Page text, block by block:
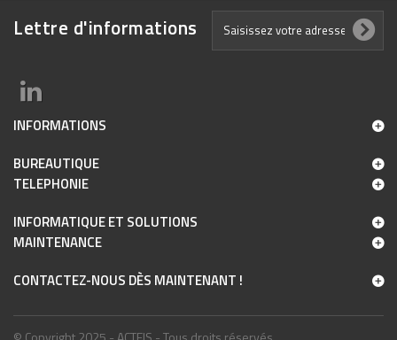
Lettre d'informations
INFORMATIONS
BUREAUTIQUE
TELEPHONIE
INFORMATIQUE ET SOLUTIONS
MAINTENANCE
CONTACTEZ-NOUS DÈS MAINTENANT !